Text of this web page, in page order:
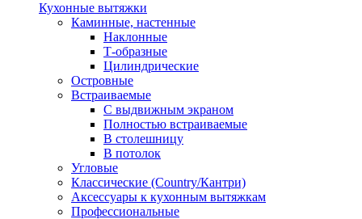
Кухонные вытяжки
Каминные, настенные
Наклонные
Т-образные
Цилиндрические
Островные
Встраиваемые
С выдвижным экраном
Полностью встраиваемые
В столешницу
В потолок
Угловые
Классические (Country/Кантри)
Аксессуары к кухонным вытяжкам
Профессиональные